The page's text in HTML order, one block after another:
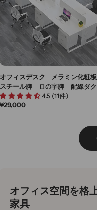
オフィスデスク メラミン化粧
スチール脚 ロの字脚 配線ダク
ト 錠付き シリンダー錠 サイ
ワゴン デスクトップパネル プ
4.5 (11件)
通
¥29,000
オフィス空間を格
家具